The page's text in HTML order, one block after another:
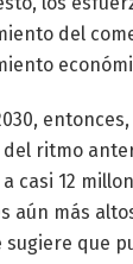
del
ritmo
casi 12
aún más
sugiere que